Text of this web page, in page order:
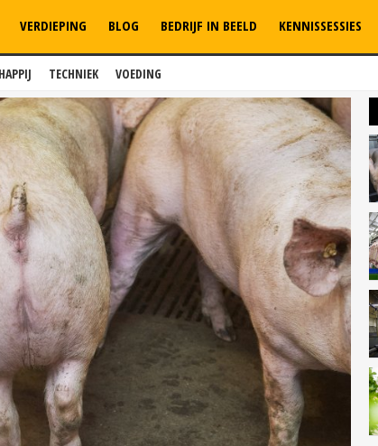
TECHNIEK VOEDING
VERDIEPING BLOG BEDRIJF IN BEELD KENNISSESSIES